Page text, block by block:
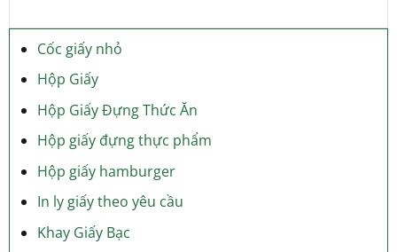
Cốc giấy nhỏ
Hộp Giấy
Hộp Giấy Đựng Thức Ăn
Hộp giấy đựng thực phẩm
Hộp giấy hamburger
In ly giấy theo yêu cầu
Khay Giấy Bạc